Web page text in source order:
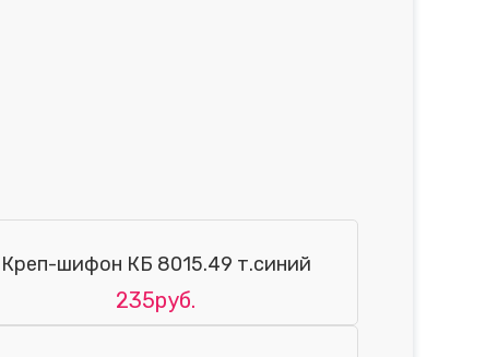
Креп-шифон КБ 8015.49 т.синий
235руб.